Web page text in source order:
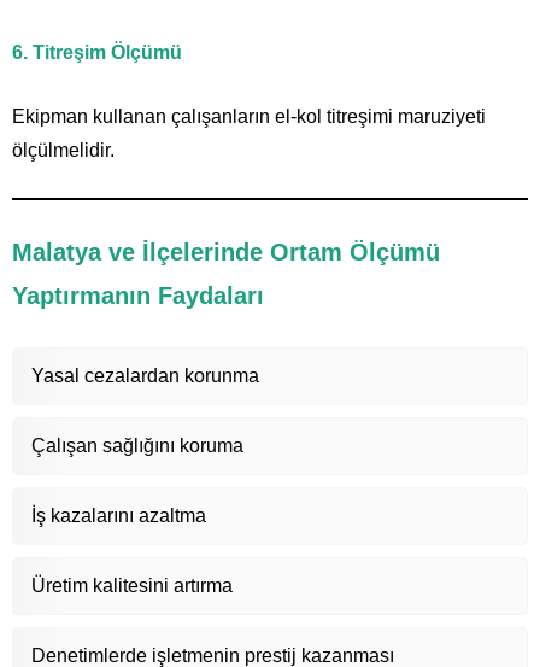
6. Titreşim Ölçümü
Ekipman kullanan çalışanların el-kol titreşimi maruziyeti
ölçülmelidir.
Malatya ve İlçelerinde Ortam Ölçümü
Yaptırmanın Faydaları
Yasal cezalardan korunma
Çalışan sağlığını koruma
İş kazalarını azaltma
Üretim kalitesini artırma
Denetimlerde işletmenin prestij kazanması